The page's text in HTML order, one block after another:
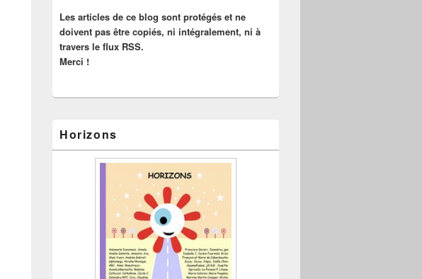
Les articles de ce blog sont protégés et ne
doivent pas être copiés, ni intégralement, ni à
travers le flux RSS.
Merci !
Horizons